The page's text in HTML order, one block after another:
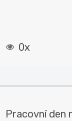
0x
Pracovní